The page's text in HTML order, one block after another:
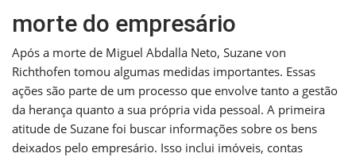
morte do empresário
Após a morte de Miguel Abdalla Neto, Suzane von
Richthofen tomou algumas medidas importantes. Essas
ações são parte de um processo que envolve tanto a gestão
da herança quanto a sua própria vida pessoal. A primeira
atitude de Suzane foi buscar informações sobre os bens
deixados pelo empresário. Isso inclui imóveis, contas